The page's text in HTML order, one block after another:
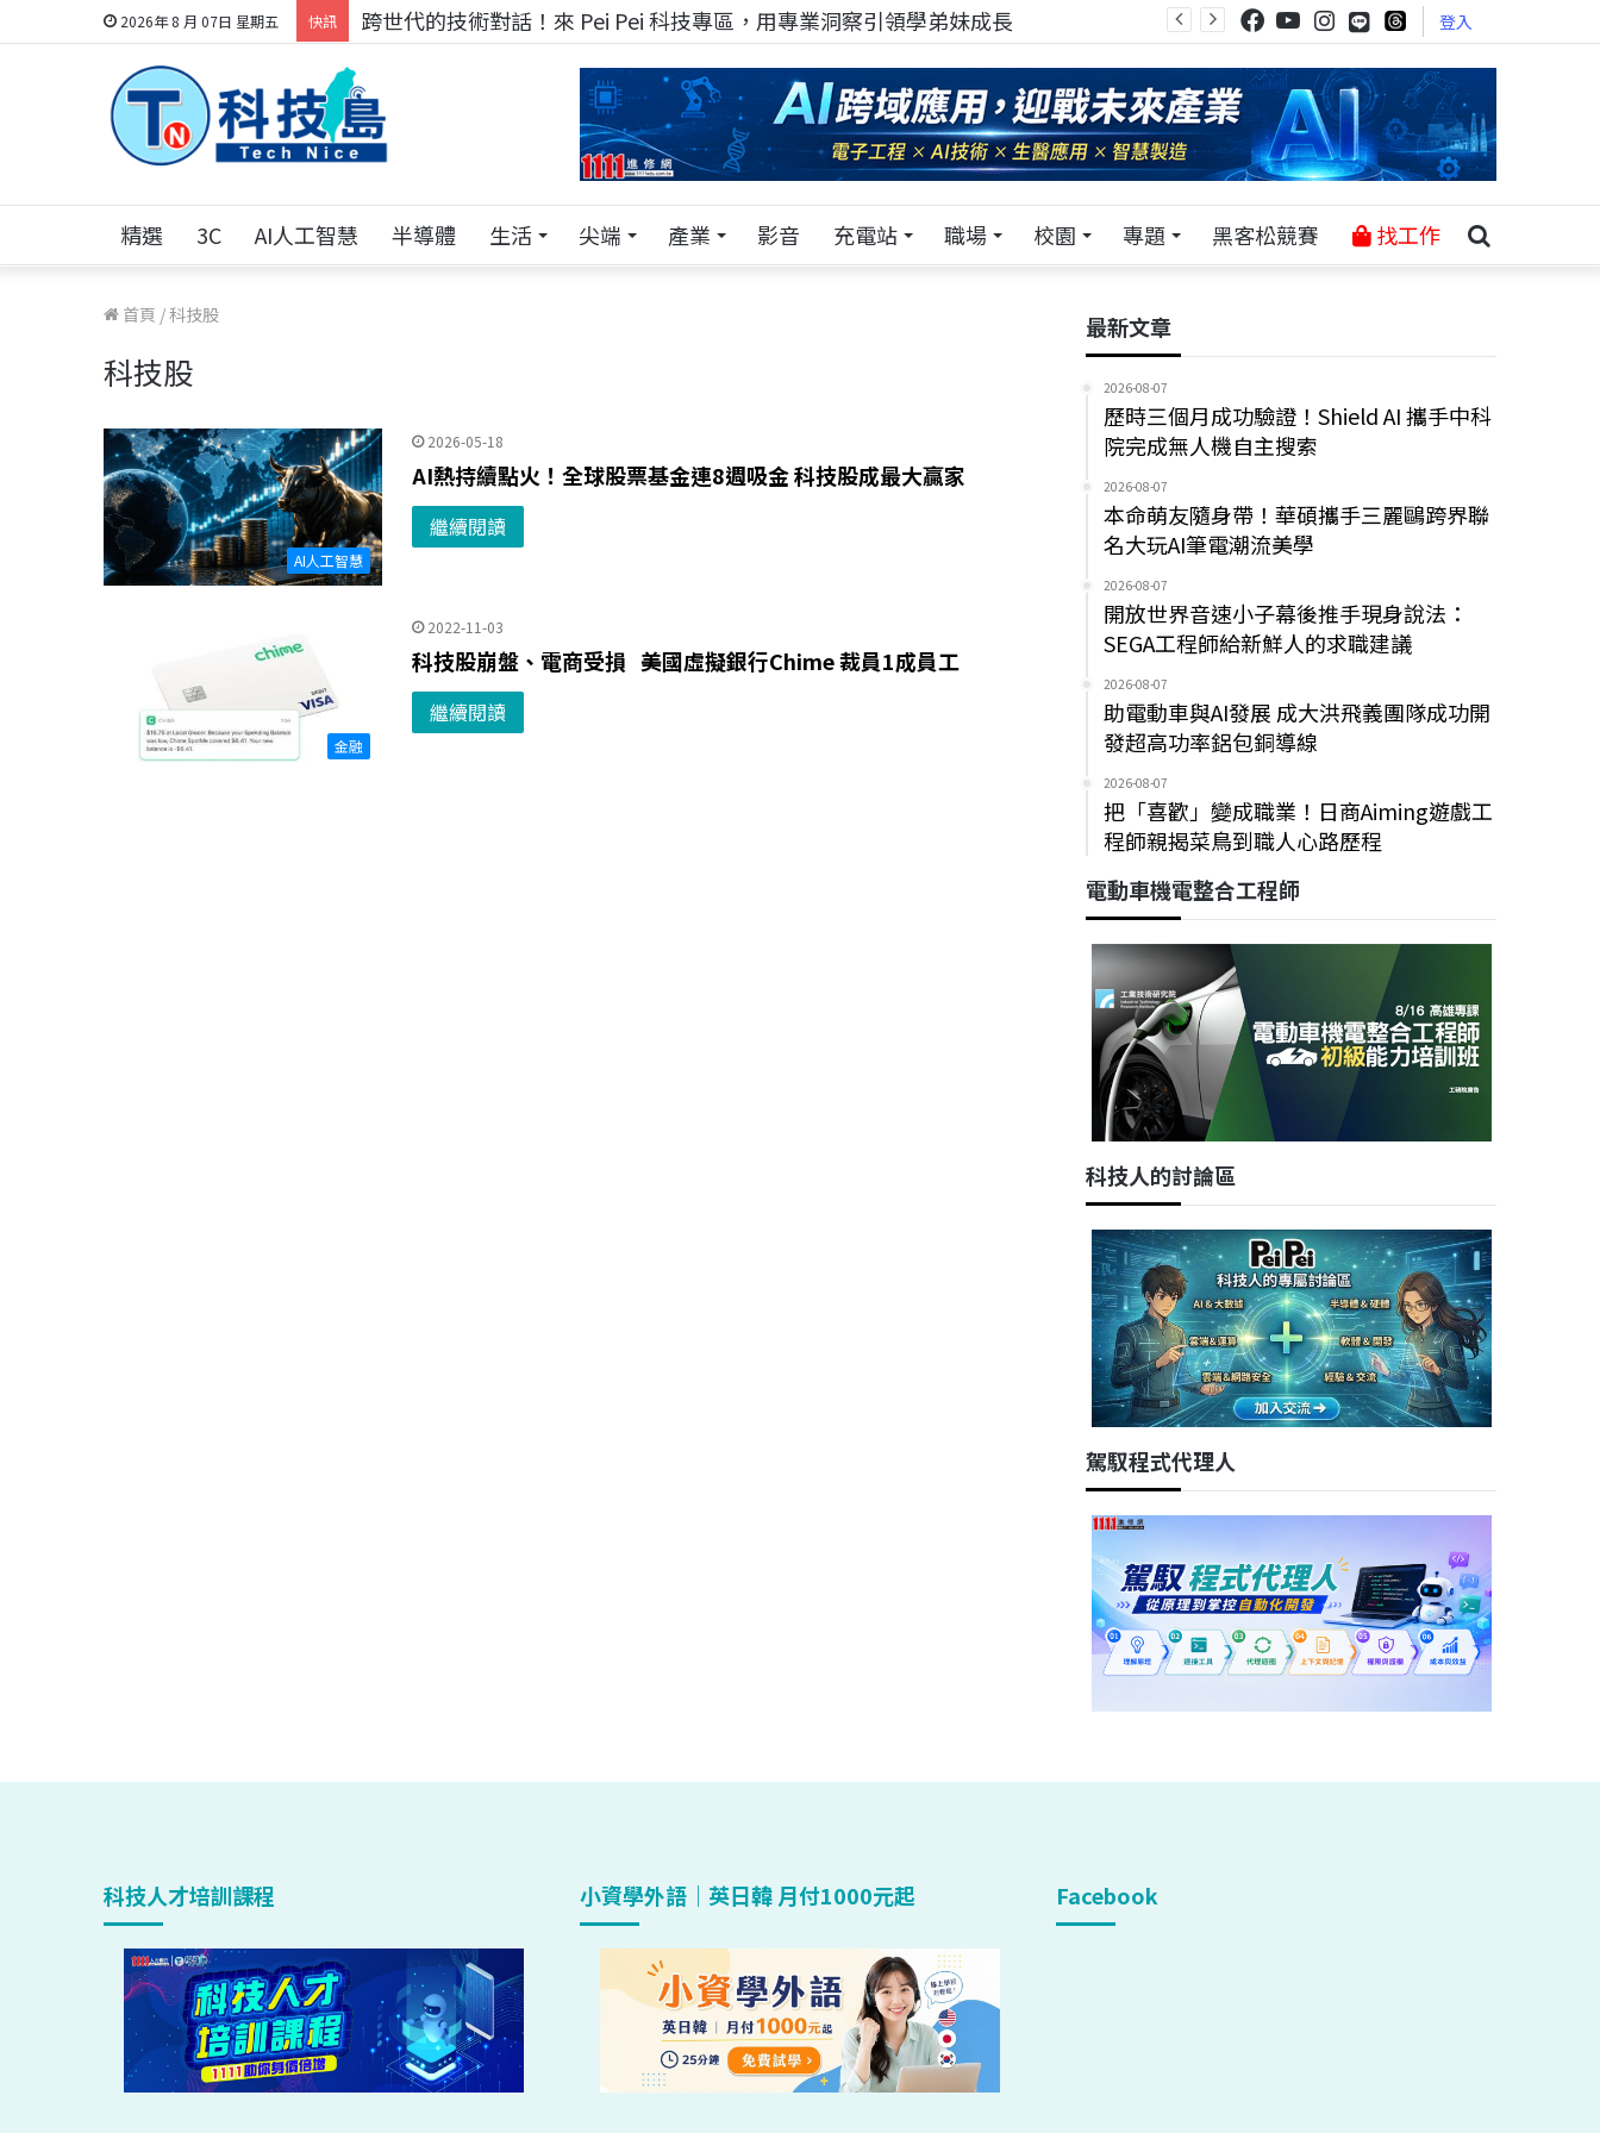
2026年 8 月 07日 星期五 快訊 跨世代的技術對話！來 Pei Pei 科技專區，用專業洞察引領學弟妹成長 登入
精選 3C AI人工智慧 半導體 生活 尖端 產業 影音 充電站 職場 校園 專題 黑客松競賽 找工作
首頁 /科技股
科技股
AI人工智慧
2026-05-18
AI熱持續點火！全球股票基金連8週吸金 科技股成最大贏家
繼續閱讀
金融
2022-11-03
科技股崩盤、電商受損 美國虛擬銀行Chime 裁員1成員工
繼續閱讀
最新文章
2026-08-07
歷時三個月成功驗證！Shield AI 攜手中科
院完成無人機自主搜索
2026-08-07
本命萌友隨身帶！華碩攜手三麗鷗跨界聯
名大玩AI筆電潮流美學
2026-08-07
開放世界音速小子幕後推手現身說法：
SEGA工程師給新鮮人的求職建議
2026-08-07
助電動車與AI發展 成大洪飛義團隊成功開
發超高功率鋁包銅導線
2026-08-07
把「喜歡」變成職業！日商Aiming遊戲工
程師親揭菜鳥到職人心路歷程
電動車機電整合工程師
科技人的討論區
駕馭程式代理人
科技人才培訓課程 小資學外語｜英日韓 月付1000元起 Facebook